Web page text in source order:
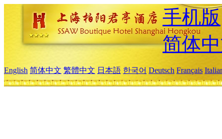
手机版
简体
English 简体中文 繁體中文 日本語 한국어 Deutsch Français